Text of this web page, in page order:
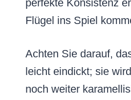
perfekte Konsistenz
Flügel ins Spiel
Achten Sie darauf,
leicht eindickt; sie
noch weiter